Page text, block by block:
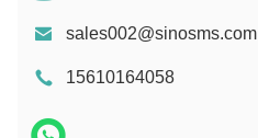
sales002@sinosms.com
15610164058